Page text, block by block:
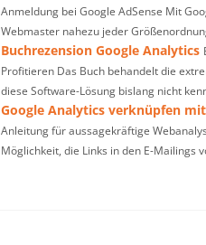
Anmeldung bei Google AdSense Mit
Webmaster nahezu jeder
Buchrezension Google Analytics
Profitieren Das Buch behandelt die
diese Software-Lösung bislang nicht
Google Analytics verknüpfen
Anleitung für aussagekräftige
Möglichkeit, die Links in den E-Mailings